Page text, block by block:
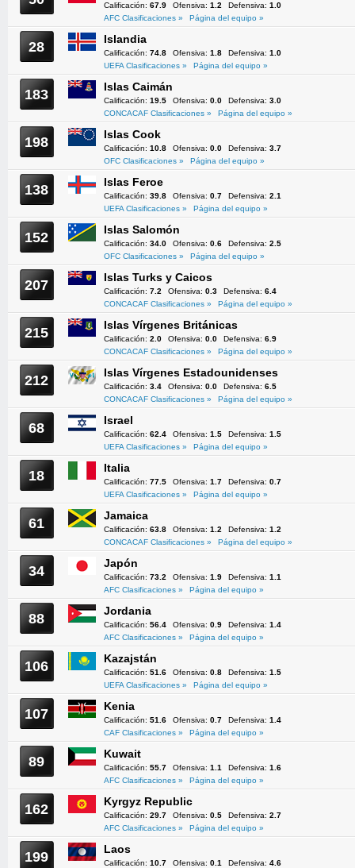
Calificación: 67.9 Ofensiva: 1.2 Defensiva: 1.0
AFC Clasificaciones »
Página del equipo »
28 Islandia
Calificación: 74.8 Ofensiva: 1.8 Defensiva: 1.0
UEFA Clasificaciones »
Página del equipo »
183 Islas Caimán
Calificación: 19.5 Ofensiva: 0.0 Defensiva: 3.0
CONCACAF Clasificaciones »
Página del equipo »
198 Islas Cook
Calificación: 10.8 Ofensiva: 0.0 Defensiva: 3.7
OFC Clasificaciones »
Página del equipo »
138 Islas Feroe
Calificación: 39.8 Ofensiva: 0.7 Defensiva: 2.1
UEFA Clasificaciones »
Página del equipo »
152 Islas Salomón
Calificación: 34.0 Ofensiva: 0.6 Defensiva: 2.5
OFC Clasificaciones »
Página del equipo »
207 Islas Turks y Caicos
Calificación: 7.2 Ofensiva: 0.3 Defensiva: 6.4
CONCACAF Clasificaciones »
Página del equipo »
215 Islas Vírgenes Británicas
Calificación: 2.0 Ofensiva: 0.0 Defensiva: 6.9
CONCACAF Clasificaciones »
Página del equipo »
212 Islas Vírgenes Estadounidenses
Calificación: 3.4 Ofensiva: 0.0 Defensiva: 6.5
CONCACAF Clasificaciones »
Página del equipo »
68 Israel
Calificación: 62.4 Ofensiva: 1.5 Defensiva: 1.5
UEFA Clasificaciones »
Página del equipo »
18 Italia
Calificación: 77.5 Ofensiva: 1.7 Defensiva: 0.7
UEFA Clasificaciones »
Página del equipo »
61 Jamaica
Calificación: 63.8 Ofensiva: 1.2 Defensiva: 1.2
CONCACAF Clasificaciones »
Página del equipo »
34 Japón
Calificación: 73.2 Ofensiva: 1.9 Defensiva: 1.1
AFC Clasificaciones »
Página del equipo »
88 Jordania
Calificación: 56.4 Ofensiva: 0.9 Defensiva: 1.4
AFC Clasificaciones »
Página del equipo »
106 Kazajstán
Calificación: 51.6 Ofensiva: 0.8 Defensiva: 1.5
UEFA Clasificaciones »
Página del equipo »
107 Kenia
Calificación: 51.6 Ofensiva: 0.7 Defensiva: 1.4
CAF Clasificaciones »
Página del equipo »
89 Kuwait
Calificación: 55.7 Ofensiva: 1.1 Defensiva: 1.6
AFC Clasificaciones »
Página del equipo »
162 Kyrgyz Republic
Calificación: 29.7 Ofensiva: 0.5 Defensiva: 2.7
AFC Clasificaciones »
Página del equipo »
199 Laos
Calificación: 10.7 Ofensiva: 0.1 Defensiva: 4.6